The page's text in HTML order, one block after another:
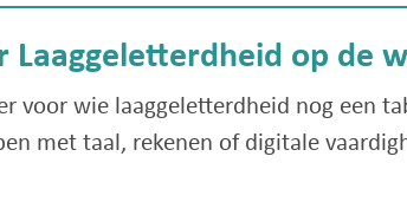
Laaggeletterdheid op de
voor wie laaggeletterdheid nog een
met taal, rekenen of digitale